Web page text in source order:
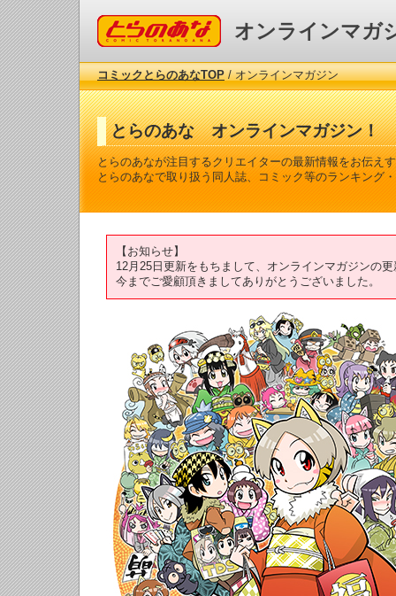
コミックとらのあな オンラインマガ
コミックとらのあなTOP/ オンラインマガジン
とらのあな オンラインマガジン！
とらのあなが注目するクリエイターの最新情報をお伝え
とらのあなで取り扱う同人誌、コミック等のランキング
【お知らせ】
12月25日更新をもちまして、オンラインマガジンの
今までご愛顧頂きましてありがとうございました。